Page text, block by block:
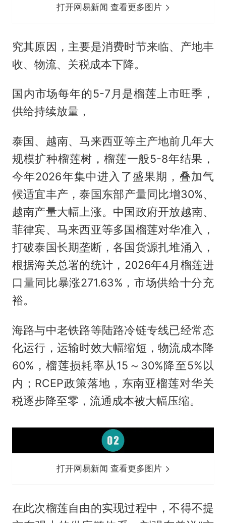
打开网易新闻 查看更多图片
究其原因，主要是消费时节来临、产地丰
收、物流、关税成本下降。
国内市场每年的5-7月是榴莲上市旺季，
供给持续放量，
泰国、越南、马来西亚等主产地前几年大
规模扩种榴莲树，榴莲一般5-8年结果，
今年2026年集中进入了盛果期，叠加气
候适宜丰产，泰国东部产量同比增30%、
越南产量大幅上涨。中国政府开放越南、
菲律宾、马来西亚等多国榴莲对华准入，
打破泰国长期垄断，各国货源扎堆涌入，
根据海关总署的统计，2026年4月榴莲进
口量同比暴涨271.63%，市场供给十分充
裕。
海路与中老铁路等陆路冷链专线已经常态
化运行，运输时效大幅缩短，物流成本降
60%，榴莲损耗率从15～30%降至5%以
内；RCEP政策落地，东南亚榴莲对华关
税逐步降至零，流通成本被大幅压缩。
打开网易新闻 查看更多图片
在此次榴莲自由的实现过程中，不得不提